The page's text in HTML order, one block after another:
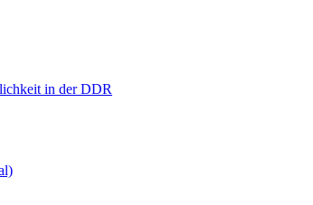
in der DDR